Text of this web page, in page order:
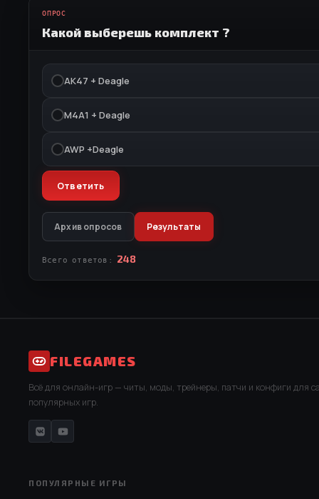
ОПРОС
Какой выберешь комплект ?
АК47 + Deagle
M4A1 + Deagle
AWP +Deagle
Архив опросов Результаты
Всего ответов: 248
FILEGAMES
Всё для онлайн-игр — читы, моды, трейнеры, патчи и конфиги для
популярных игр.
ПОПУЛЯРНЫЕ ИГРЫ